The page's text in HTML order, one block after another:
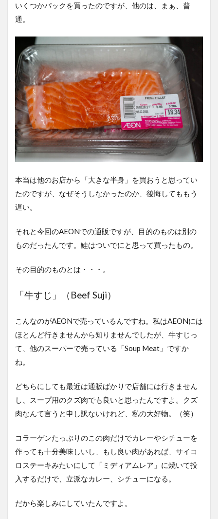
いくつかパックを買ったのですが、他のは、まぁ、普
通。
本当は他のお店から「大きな半身」を買おうと思ってい
たのですが、なぜそうしなかったのか、後悔してももう
遅い。
それと今回のAEONでの通販ですが、目的のものは別の
ものだったんです。鮭はついでにと思って買ったもの。
その目的のものとは・・・。
「牛すじ」（Beef Suji）
こんなのがAEONで売っているんですね。私はAEONには
ほとんど行きませんから知りませんでしたが、牛すじっ
て、他のスーパーで売っている「Soup Meat」ですか
ね。
どちらにしても最近は通販ばかりで店舗には行きません
し、スープ用のクズ肉でも良いと思ったんですよ。クズ
肉なんて言うと申し訳ないけれど、私の大好物。（笑）
コラーゲンたっぷりのこの肉だけでカレーやシチューを
作っても十分美味しいし、もし良い肉があれば、サイコ
ロステーキみたいにして「ミディアムレア」に焼いて投
入するだけで、立派なカレー、シチューになる。
だから楽しみにしていたんですよ。